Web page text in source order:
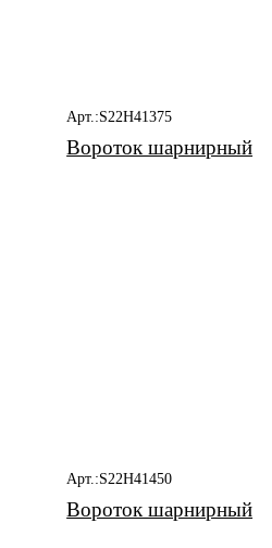
Арт.:S22H41375
Вороток шарнирный
Арт.:S22H41450
Вороток шарнирный